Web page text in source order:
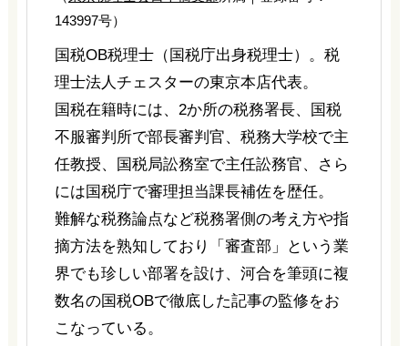
143997号）
国税OB税理士（国税庁出身税理士）。税
理士法人チェスターの東京本店代表。
国税在籍時には、2か所の税務署長、国税
不服審判所で部長審判官、税務大学校で主
任教授、国税局訟務室で主任訟務官、さら
には国税庁で審理担当課長補佐を歴任。
難解な税務論点など税務署側の考え方や指
摘方法を熟知しており「審査部」という業
界でも珍しい部署を設け、河合を筆頭に複
数名の国税OBで徹底した記事の監修をお
こなっている。